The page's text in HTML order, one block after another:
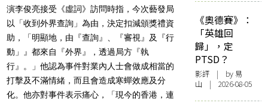
演李俊亮接受《虛詞》訪問時指，今次藝發局
以「收到外界查詢」為由，決定扣減頒獎禮資
助，「明顯地，由『查詢』、『審視』及『行
動」』都來自『外界』，透過局方『執
行』。」他認為事件對業內人士會做成相當的
打擊及不滿情緒，而且會造成寒蟬效應及分
化。他亦對事件表示痛心，「現今的香港，連
《奧德賽》：
「英雄回
歸」，定
PTSD？
影評 | by 易
山 | 2026-08-05